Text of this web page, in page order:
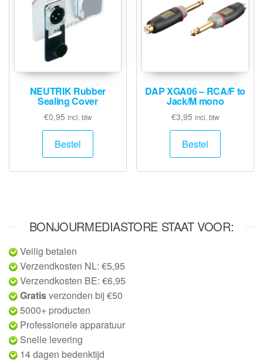
NEUTRIK Rubber
Sealing Cover
€0,95 incl. btw
Bestel
DAP XGA06 – RCA/F to
Jack/M mono
€3,95 incl. btw
Bestel
BONJOURMEDIASTORE STAAT VOOR:
Veilig betalen
Verzendkosten NL: €5,95
Verzendkosten BE: €6,95
Gratisverzonden bij €50
5000+ producten
Professionele apparatuur
Snelle levering
14 dagen bedenktijd